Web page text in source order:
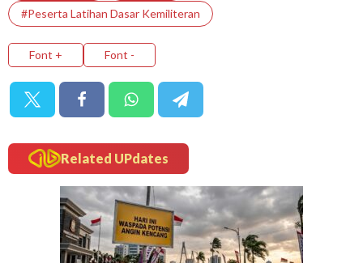
#Peserta Latihan Dasar Kemiliteran
Font + Font -
Related UPdates